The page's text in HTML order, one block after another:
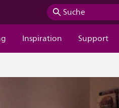
Suche
Inspiration Support